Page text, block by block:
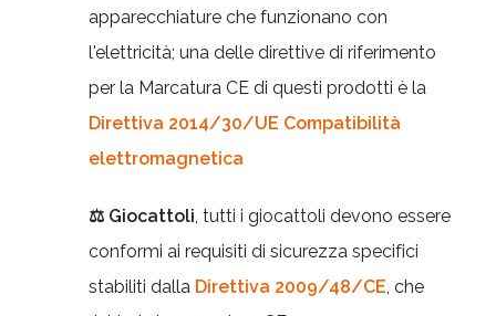
apparecchiature che funzionano con
l'elettricità; una delle direttive di riferimento
per la Marcatura CE di questi prodotti è la
Direttiva 2014/30/UE Compatibilità
elettromagnetica
⚖ Giocattoli, tutti i giocattoli devono essere
conformi ai requisiti di sicurezza specifici
stabiliti dalla Direttiva 2009/48/CE, che